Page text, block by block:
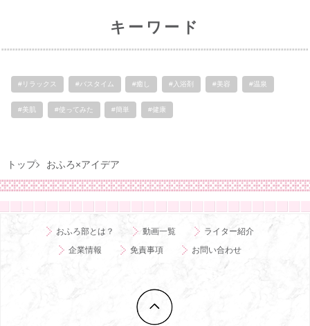
キーワード
#リラックス #バスタイム #癒し #入浴剤 #美容 #温泉
#美肌 #使ってみた #簡単 #健康
トップ おふろ×アイデア
おふろ部とは？ 動画一覧
ライター紹介
企業情報
免責事項 お問い合わせ